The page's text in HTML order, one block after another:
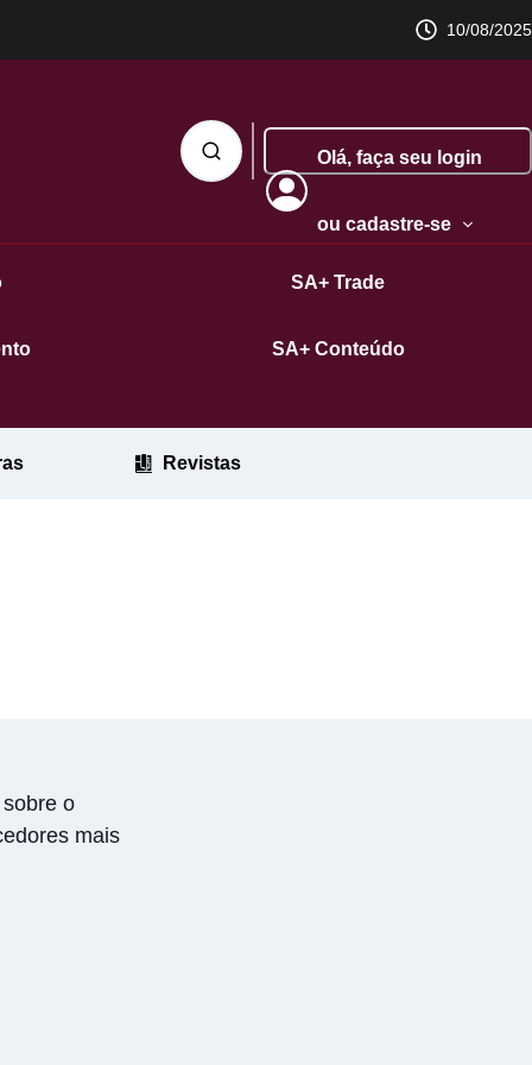
10/08/2025
Olá, faça seu login
ou cadastre-se
SA+ Trade
SA+ Conteúdo
Revistas
o
mais